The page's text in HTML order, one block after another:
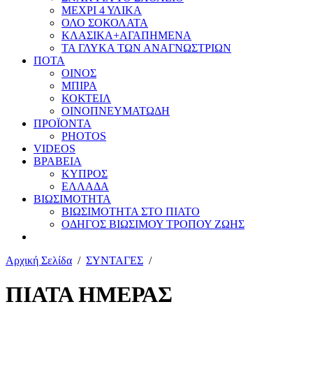
ΜΕΧΡΙ 4 ΥΛΙΚΑ
ΟΛΟ ΣΟΚΟΛΑΤΑ
ΚΛΑΣΙΚΑ+ΑΓΑΠΗΜΕΝΑ
ΤΑ ΓΛΥΚΑ ΤΩΝ ΑΝΑΓΝΩΣΤΡΙΩΝ
ΠΟΤΑ
ΟΙΝΟΣ
ΜΠΙΡΑ
ΚΟΚΤΕΙΛ
ΟΙΝΟΠΝΕΥΜΑΤΩΔΗ
ΠΡΟΪΟΝΤΑ
PHOTOS
VIDEOS
ΒΡΑΒΕΙΑ
ΚΥΠΡΟΣ
ΕΛΛΑΔΑ
ΒΙΩΣΙΜΟΤΗΤΑ
ΒΙΩΣΙΜΟΤΗΤΑ ΣΤΟ ΠΙΑΤΟ
ΟΔΗΓΟΣ ΒΙΩΣΙΜΟΥ ΤΡΟΠΟΥ ΖΩΗΣ
Αρχική Σελίδα / ΣΥΝΤΑΓΕΣ /
ΠΙΑΤΑ ΗΜΕΡΑΣ